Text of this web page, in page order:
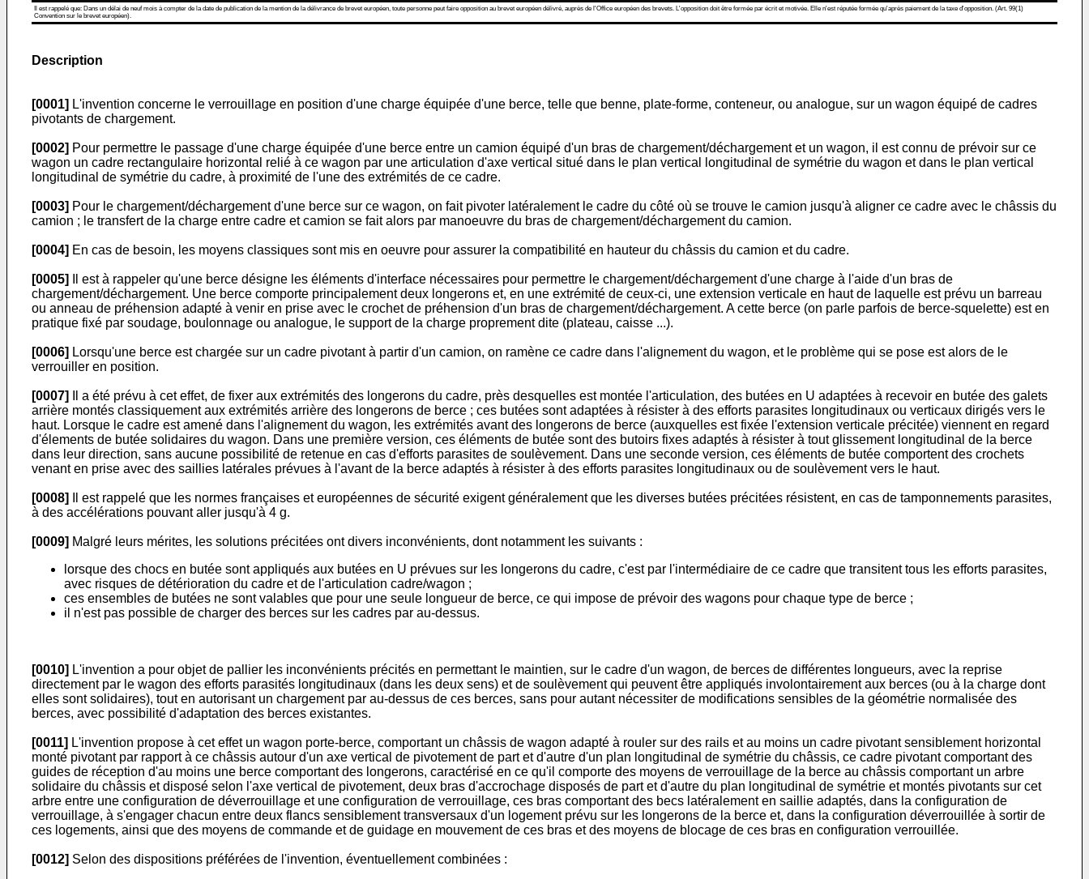
Il est rappelé que: Dans un délai de neuf mois à compter de la date de publication de la mention de la délivrance de brevet européen, toute personne peut faire opposition au brevet européen délivré, auprès de l'Office européen des brevets. L'opposition doit être formée par écrit et motivée. Elle n'est réputée formée qu'après paiement de la taxe d'opposition. (Art. 99(1)
Convention sur le brevet européen).
Description
[0001] L'invention concerne le verrouillage en position d'une charge équipée d'une berce, telle que benne, plate-forme, conteneur, ou analogue, sur un wagon équipé de cadres
pivotants de chargement.
[0002] Pour permettre le passage d'une charge équipée d'une berce entre un camion équipé d'un bras de chargement/déchargement et un wagon, il est connu de prévoir sur ce
wagon un cadre rectangulaire horizontal relié à ce wagon par une articulation d'axe vertical situé dans le plan vertical longitudinal de symétrie du wagon et dans le plan vertical
longitudinal de symétrie du cadre, à proximité de l'une des extrémités de ce cadre.
[0003] Pour le chargement/déchargement d'une berce sur ce wagon, on fait pivoter latéralement le cadre du côté où se trouve le camion jusqu'à aligner ce cadre avec le châssis du
camion ; le transfert de la charge entre cadre et camion se fait alors par manoeuvre du bras de chargement/déchargement du camion.
[0004] En cas de besoin, les moyens classiques sont mis en oeuvre pour assurer la compatibilité en hauteur du châssis du camion et du cadre.
[0005]
Il est à rappeler qu'une berce désigne les éléments d'interface nécessaires pour permettre le chargement/déchargement d'une charge à l'aide d'un bras de
chargement/déchargement. Une berce comporte principalement deux longerons et, en une extrémité de ceux-ci, une extension verticale en haut de laquelle est prévu un barreau
ou anneau de préhension adapté à venir en prise avec le crochet de préhension d'un bras de chargement/déchargement. A cette berce (on parle parfois de berce-squelette) est en
pratique fixé par soudage, boulonnage ou analogue, le support de la charge proprement dite (plateau, caisse ...).
[0006] Lorsqu'une berce est chargée sur un cadre pivotant à partir d'un camion, on ramène ce cadre dans l'alignement du wagon, et le problème qui se pose est alors de le
verrouiller en position.
[0007]
Il a été prévu à cet effet, de fixer aux extrémités des longerons du cadre, près desquelles est montée l'articulation, des butées en U adaptées à recevoir en butée des galets
arrière montés classiquement aux extrémités arrière des longerons de berce ; ces butées sont adaptées à résister à des efforts parasites longitudinaux ou verticaux dirigés vers le
haut. Lorsque le cadre est amené dans l'alignement du wagon, les extrémités avant des longerons de berce (auxquelles est fixée l'extension verticale précitée) viennent en regard
d'élements de butée solidaires du wagon. Dans une première version, ces éléments de butée sont des butoirs fixes adaptés à résister à tout glissement longitudinal de la berce
dans leur direction, sans aucune possibilité de retenue en cas d'efforts parasites de soulèvement. Dans une seconde version, ces éléments de butée comportent des crochets
venant en prise avec des saillies latérales prévues à l'avant de la berce adaptés à résister à des efforts parasites longitudinaux ou de soulèvement vers le haut.
[0008]
Il est rappelé que les normes françaises et européennes de sécurité exigent généralement que les diverses butées précitées résistent, en cas de tamponnements parasites,
à des accélérations pouvant aller jusqu'à 4 g.
[0009] Malgré leurs mérites, les solutions précitées ont divers inconvénients, dont notamment les suivants :
lorsque des chocs en butée sont appliqués aux butées en U prévues sur les longerons du cadre, c'est par l'intermédiaire de ce cadre que transitent tous les efforts parasites,
avec risques de détérioration du cadre et de l'articulation cadre/wagon ;
ces ensembles de butées ne sont valables que pour une seule longueur de berce, ce qui impose de prévoir des wagons pour chaque type de berce ;
il n'est pas possible de charger des berces sur les cadres par au-dessus.
[0010] L'invention a pour objet de pallier les inconvénients précités en permettant le maintien, sur le cadre d'un wagon, de berces de différentes longueurs, avec la reprise
directement par le wagon des efforts parasités longitudinaux (dans les deux sens) et de soulèvement qui peuvent être appliqués involontairement aux berces (ou à la charge dont
elles sont solidaires), tout en autorisant un chargement par au-dessus de ces berces, sans pour autant nécessiter de modifications sensibles de la géométrie normalisée des
berces, avec possibilité d'adaptation des berces existantes.
[0011] L'invention propose à cet effet un wagon porte-berce, comportant un châssis de wagon adapté à rouler sur des rails et au moins un cadre pivotant sensiblement horizontal
monté pivotant par rapport à ce châssis autour d'un axe vertical de pivotement de part et d'autre d'un plan longitudinal de symétrie du châssis, ce cadre pivotant comportant des
guides de réception d'au moins une berce comportant des longerons, caractérisé en ce qu'il comporte des moyens de verrouillage de la berce au châssis comportant un arbre
solidaire du châssis et disposé selon l'axe vertical de pivotement, deux bras d'accrochage disposés de part et d'autre du plan longitudinal de symétrie et montés pivotants sur cet
arbre entre une configuration de déverrouillage et une configuration de verrouillage, ces bras comportant des becs latéralement en saillie adaptés, dans la configuration de
verrouillage, à s'engager chacun entre deux flancs sensiblement transversaux d'un logement prévu sur les longerons de la berce et, dans la configuration déverrouillée à sortir de
ces logements, ainsi que des moyens de commande et de guidage en mouvement de ces bras et des moyens de blocage de ces bras en configuration verrouillée.
[0012] Selon des dispositions préférées de l'invention, éventuellement combinées :